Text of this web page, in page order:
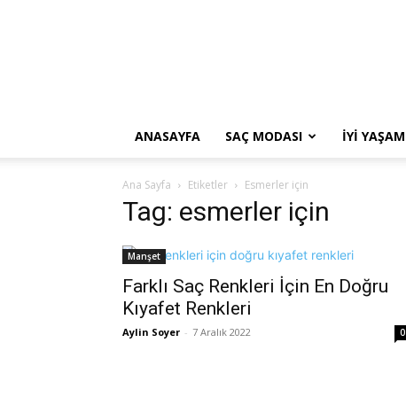
ANASAYFA SAÇ MODASI İYI YAŞAM
Ana Sayfa Etiketler Esmerler için
Tag: esmerler için
Manşet
Farklı Saç Renkleri İçin En Doğru
Kıyafet Renkleri
Aylin Soyer - 7 Aralık 2022 0